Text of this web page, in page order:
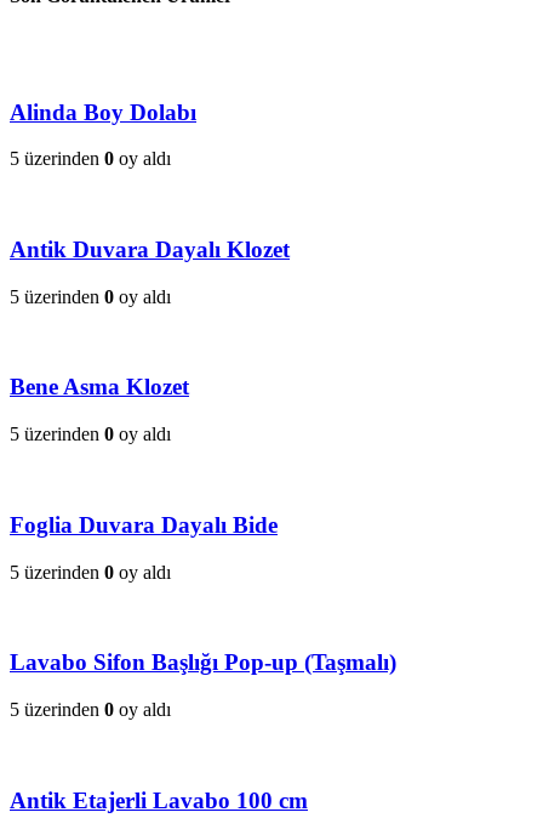
Alinda Boy Dolabı
5 üzerinden 0 oy aldı
Antik Duvara Dayalı Klozet
5 üzerinden 0 oy aldı
Bene Asma Klozet
5 üzerinden 0 oy aldı
Foglia Duvara Dayalı Bide
5 üzerinden 0 oy aldı
Lavabo Sifon Başlığı Pop-up (Taşmalı)
5 üzerinden 0 oy aldı
Antik Etajerli Lavabo 100 cm